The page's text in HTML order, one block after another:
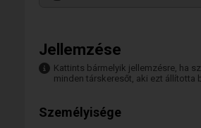
Jellemzése
Kattints bármelyik jellemzésre, ha
minden társkeresőt, aki ezt állította
Személyisége